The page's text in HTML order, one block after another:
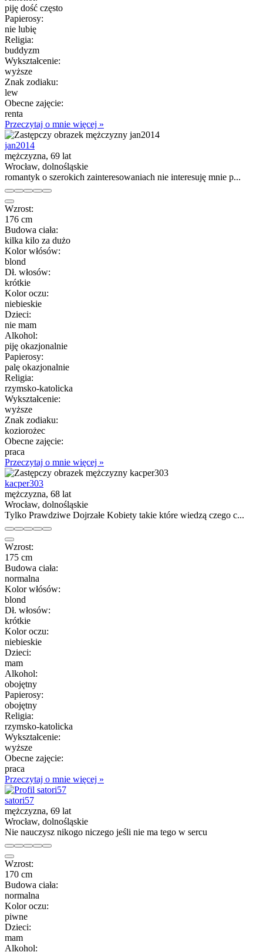
piję dość często
Papierosy:
nie lubię
Religia:
buddyzm
Wykształcenie:
wyższe
Znak zodiaku:
lew
Obecne zajęcie:
renta
Przeczytaj o mnie więcej »
jan2014
mężczyzna, 69 lat
Wrocław, dolnośląskie
romantyk o szerokich zainteresowaniach nie interesuję mnie p...
Wzrost:
176 cm
Budowa ciała:
kilka kilo za dużo
Kolor włósów:
blond
Dł. włosów:
krótkie
Kolor oczu:
niebieskie
Dzieci:
nie mam
Alkohol:
piję okazjonalnie
Papierosy:
palę okazjonalnie
Religia:
rzymsko-katolicka
Wykształcenie:
wyższe
Znak zodiaku:
koziorożec
Obecne zajęcie:
praca
Przeczytaj o mnie więcej »
kacper303
mężczyzna, 68 lat
Wrocław, dolnośląskie
Tylko Prawdziwe Dojrzałe Kobiety takie które wiedzą czego c...
Wzrost:
175 cm
Budowa ciała:
normalna
Kolor włósów:
blond
Dł. włosów:
krótkie
Kolor oczu:
niebieskie
Dzieci:
mam
Alkohol:
obojętny
Papierosy:
obojętny
Religia:
rzymsko-katolicka
Wykształcenie:
wyższe
Obecne zajęcie:
praca
Przeczytaj o mnie więcej »
satori57
mężczyzna, 69 lat
Wrocław, dolnośląskie
Nie nauczysz nikogo niczego jeśli nie ma tego w sercu
Wzrost:
170 cm
Budowa ciała:
normalna
Kolor oczu:
piwne
Dzieci:
mam
Alkohol: